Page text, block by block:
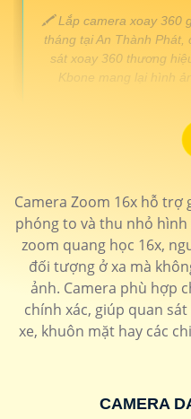
️🖍 Lắp camera xoay 360
tháng tại An Thành
sát xoay 360 thương
Kbone mang lại hình
💎 Camera
1.400.000 VNĐĐộ phân giải 2.0
H8c-
🗂
1.200.000 VNĐ Hồng ngoại 10m
📶 Camera 360
🌟 camera
Camera Zoom 16x hỗ trợ
phóng to và thu nhỏ
zoom quang học 16x,
đối tượng ở xa mà
ảnh. Camera phù hợp
chính xác, giúp quan
xe, khuôn mặt hay các
CAMERA